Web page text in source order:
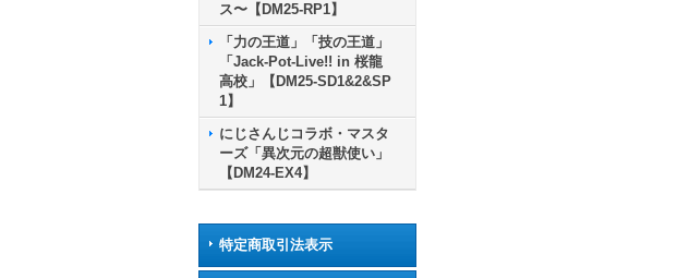
ス〜【DM25-RP1】
「力の王道」「技の王道」
「Jack-Pot-Live!! in 桜龍
高校」【DM25-SD1&2&SP
1】
にじさんじコラボ・マスタ
ーズ「異次元の超獣使い」
【DM24-EX4】
特定商取引法表示